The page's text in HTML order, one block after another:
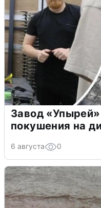
Завод
покушения на
6 августа 0